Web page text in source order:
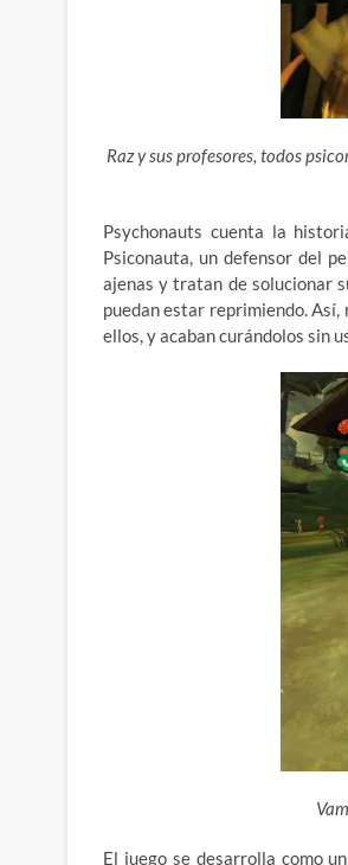
Raz y sus profesores, todos
Psychonauts cuenta la
Psiconauta, un defensor del
ajenas y tratan de solucionar
puedan estar reprimiendo.
ellos, y acaban curándolos sin
El juego se desarrolla como